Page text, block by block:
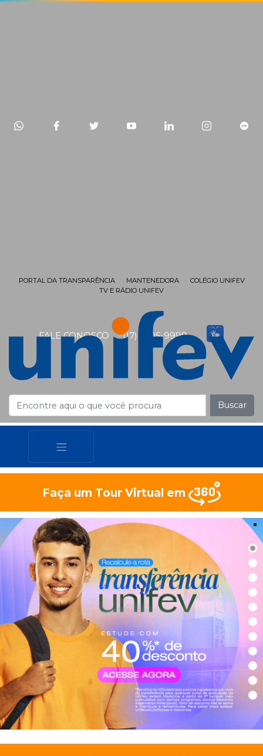
FALE CONOSCO (17) 3405-9999
PORTAL DA TRANSPARÊNCIA MANTENEDORA
COLÉGIO UNIFEV
TV E RÁDIO UNIFEV
Buscar
Faça um Tour Virtual em